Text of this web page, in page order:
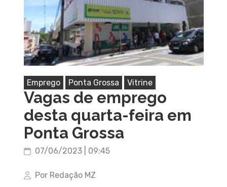
Emprego Ponta Grossa Vitrine
Vagas de emprego
desta quarta-feira em
Ponta Grossa
07/06/2023 | 09:45
Por Redação MZ